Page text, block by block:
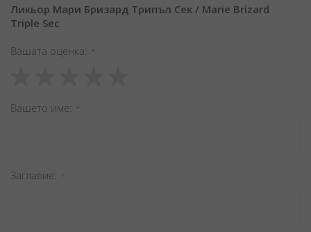
Ликьор Мари Бризард Трипъл Сек / Marie Brizard
Triple Sec
Вашата оценка
star
stars
stars
stars
stars
Вашето име
Заглавиe